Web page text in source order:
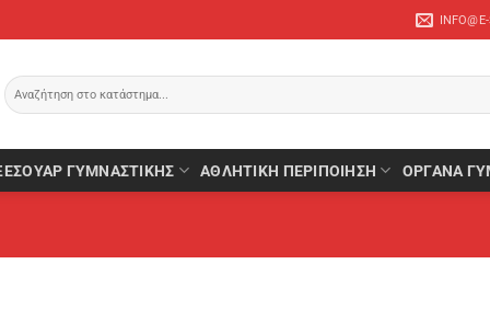
Αναζήτηση
για:
ΓΥΜΝΑΣΤΙΚΉΣ ΑΘΛΗΤΙΚΉ ΠΕΡΙΠΟΊΗΣΗ ΌΡΓΑΝΑ